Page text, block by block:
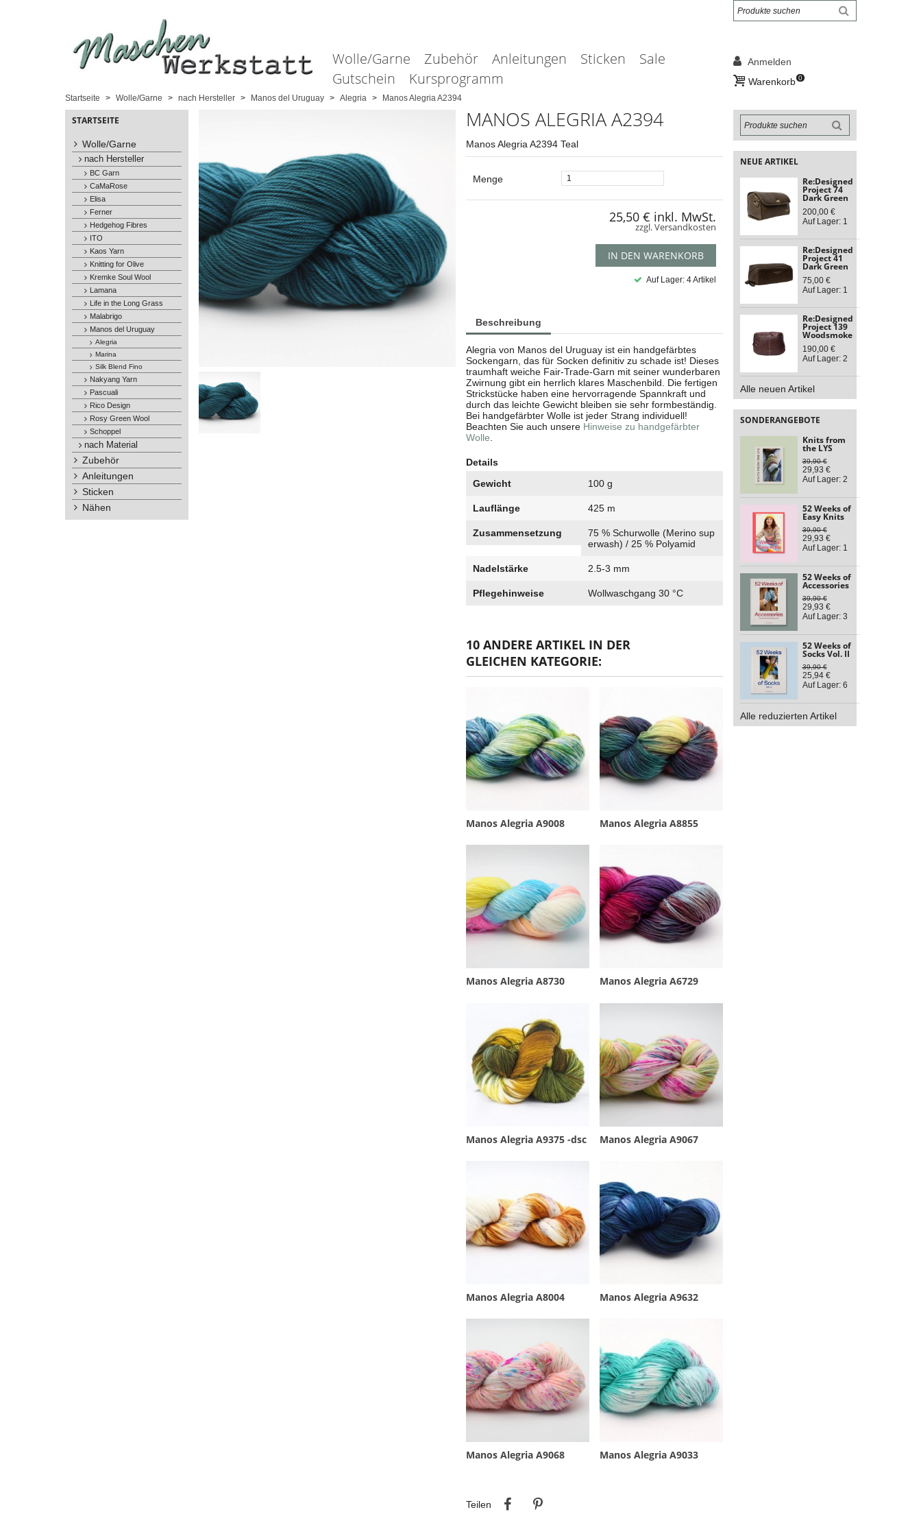
Wolle/Garne Zubehör Anleitungen Sticken
Sale
Gutschein
Kursprogramm
Anmelden
Warenkorb 0
Startseite Wolle/Garne nach Hersteller Manos del Uruguay Alegria Manos Alegria A2394
STARTSEITE
Wolle/Garne
nach Hersteller
BC Garn
CaMaRose
Elisa
Ferner
Hedgehog Fibres
ITO
Kaos Yarn
Knitting for Olive
Kremke Soul Wool
Lamana
Life in the Long Grass
Malabrigo
Manos del Uruguay
Alegria
Marina
Silk Blend Fino
Nakyang Yarn
Pascuali
Rico Design
Rosy Green Wool
Schoppel
nach Material
Zubehör
Anleitungen
Sticken
Nähen
MANOS ALEGRIA A2394
Manos Alegria A2394 Teal
Menge
25,50 € inkl. MwSt.
zzgl. Versandkosten
IN DEN WARENKORB
Auf Lager: 4 Artikel
Beschreibung
Alegria von Manos del Uruguay ist ein handgefärbtes
Sockengarn, das für Socken definitiv zu schade ist! Dieses
traumhaft weiche Fair-Trade-Garn mit seiner wunderbaren
Zwirnung gibt ein herrlich klares Maschenbild. Die fertigen
Strickstücke haben eine hervorragende Spannkraft und
durch das leichte Gewicht bleiben sie sehr formbeständig.
Bei handgefärbter Wolle ist jeder Strang individuell!
Beachten Sie auch unsere Hinweise zu handgefärbter
Wolle
Details
Gewicht
100 g
Lauflänge 425 m
Zusammensetzung
75 % Schurwolle (Merino sup
erwash) / 25 % Polyamid
Nadelstärke 2.5-3 mm
Pflegehinweise Wollwaschgang 30 °C
10 ANDERE ARTIKEL IN DER
GLEICHEN KATEGORIE:
Manos Alegria A9008 Manos Alegria A8855
Manos Alegria A8730 Manos Alegria A6729
Manos Alegria A9375 -dsc Manos Alegria A9067
Manos Alegria A8004 Manos Alegria A9632
Manos Alegria A9068 Manos Alegria A9033
Teilen
Teilen
NEUE ARTIKEL
Re:Designed
Project 74
Dark Green
200,00 €
Auf Lager: 1
Re:Designed
Project 41
Dark Green
75,00 €
Auf Lager: 1
Re:Designed
Project 139
Woodsmoke
190,00 €
Auf Lager: 2
Alle neuen Artikel
SONDERANGEBOTE
Knits from
the LYS
39,90 €
29,93 €
Auf Lager: 2
52 Weeks of
Easy Knits
39,90 €
29,93 €
Auf Lager: 1
52 Weeks of
Accessories
39,90 €
29,93 €
Auf Lager: 3
52 Weeks of
Socks Vol. II
39,90 €
25,94 €
Auf Lager: 6
Alle reduzierten Artikel